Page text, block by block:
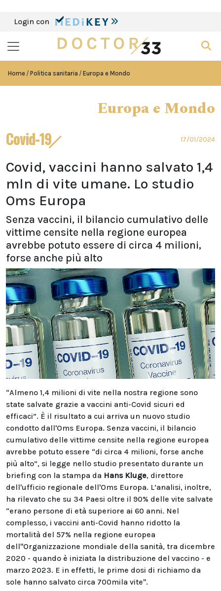
Login con
Home Politica sanitaria Europa e Mondo
Europa e Mondo
Covid-19 17/01/2024
Covid, vaccini hanno salvato 1,4
mln di vite umane. Lo studio
Oms Europa
Senza vaccini, il bilancio cumulativo delle
vittime censite nella regione europea
avrebbe potuto essere di circa 4 milioni,
forse anche più alto
“Almeno 1,4 milioni di vite nella nostra regione sono
state salvate grazie a vaccini anti-Covid sicuri ed
efficaci”. È il risultato a cui arriva un nuovo studio
condotto dall'Oms Europa. Senza vaccini, il bilancio
cumulativo delle vittime censite nella regione europea
avrebbe potuto essere “di circa 4 milioni, forse anche
più alto”, si legge nello studio presentato durante un
briefing con la stampa da Hans Kluge, direttore
dell'ufficio regionale dell'Oms Europa. L’analisi, inoltre,
ha rilevato che su 34 Paesi oltre il 90% delle vite salvate
“erano persone di età superiore ai 60 anni. Nel
complesso, i vaccini anti-Covid hanno ridotto la
mortalità del 57% nella regione europea
dell''Organizzazione mondiale della sanità, tra dicembre
2020 - quando è iniziata la distribuzione del vaccino - e
marzo 2023. E in effetti, le prime dosi di richiamo da
sole hanno salvato circa 700mila vite".